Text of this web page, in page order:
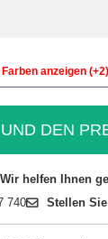
anzeigen (+2)
DEN
helfen Ihnen
740 Stellen